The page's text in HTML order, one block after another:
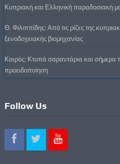
Κυπριακή και Ελληνική παραδοσιακή
Θ. Φιλιππίδης: Από τις ρίζες της
ξενοδοχειακής βιομηχανίας
Καιρός: Κτυπά σαραντάρια και σήμερα
προειδοποίηση
Follow Us